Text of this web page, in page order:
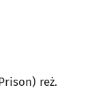
reż.